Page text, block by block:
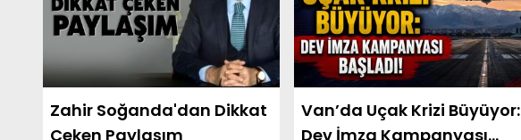
Zahir Soğanda'dan Dikkat
Çeken Paylaşım
Van’da Uçak Krizi Büyüyor:
Dev İmza Kampanyası